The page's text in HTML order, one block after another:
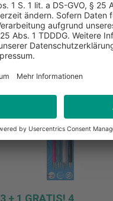
3 + 1 GRATIS! 4